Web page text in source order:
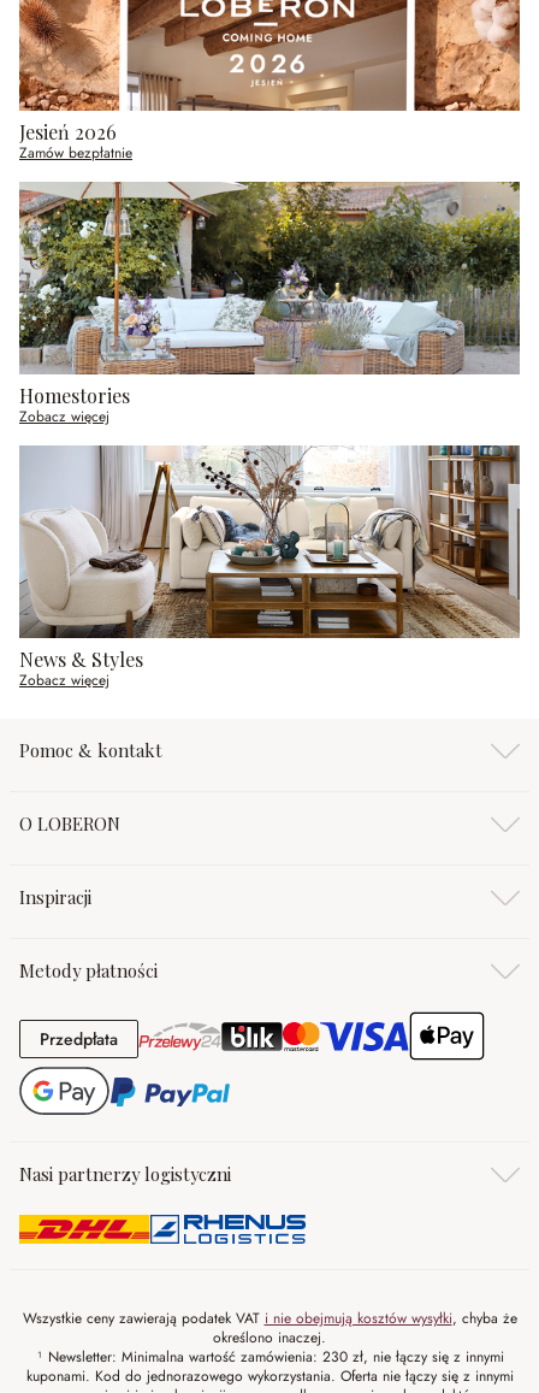
Jesień 2026
Zamów bezpłatnie
Homestories
Zobacz więcej
News & Styles
Zobacz więcej
Pomoc & kontakt
O LOBERON
Inspiracji
Metody płatności
PrzedpłataPrzedpłata
Nasi partnerzy logistyczni
Wszystkie ceny zawierają podatek VAT i nie obejmują kosztów wysyłki, chyba że
określono inaczej.
¹ Newsletter: Minimalna wartość zamówienia: 230 zł, nie łączy się z innymi
kuponami. Kod do jednorazowego wykorzystania. Oferta nie łączy się z innymi